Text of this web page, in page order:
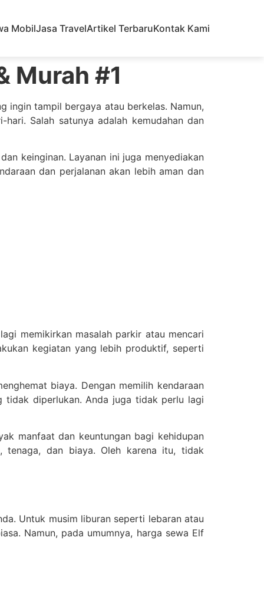
MobilJasa TravelArtikel TerbaruKontak Kami
Murah #1
ingin tampil bergaya atau berkelas. Namun,
Salah satunya adalah kemudahan dan
keinginan. Layanan ini juga menyediakan
dan perjalanan akan lebih aman dan
memikirkan masalah parkir atau mencari
kegiatan yang lebih produktif, seperti
biaya. Dengan memilih kendaraan
tidak diperlukan. Anda juga tidak perlu lagi
manfaat dan keuntungan bagi kehidupan
tenaga, dan biaya. Oleh karena itu, tidak
Untuk musim liburan seperti lebaran atau
Namun, pada umumnya, harga sewa Elf